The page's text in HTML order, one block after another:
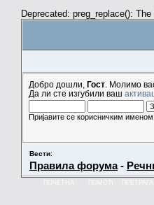
Deprecated: preg_replace():
Добро дошли, Гост . Молимо
Да ли сте изгубили ваш
Пријавите се корисничким
Вести:
Правила форума-